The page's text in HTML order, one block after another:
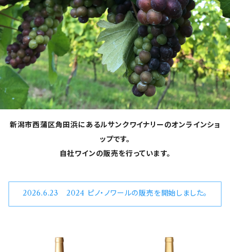
新潟市西蒲区角田浜にあるルサンクワイナリーのオンラインショ
ップです。
自社ワインの販売を行っています。
2026.6.23 2024 ピノ・ノワールの販売を開始しました。